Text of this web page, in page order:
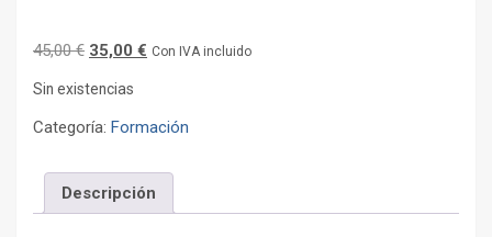
45,00€ El
original
era:
35,00 € El
Con IVA incluido
Sin existencias
Categoría: Formación
Descripción